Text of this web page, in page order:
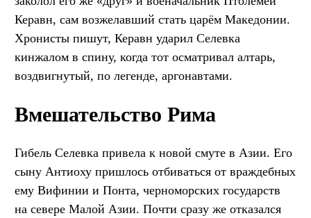
Керавн, сам возжелавший стать царём Македонии.
Хронисты пишут, Керавн ударил Селевка
кинжалом в спину, когда тот осматривал алтарь,
воздвигнутый, по легенде, аргонавтами.
Вмешательство Рима
Гибель Селевка привела к новой смуте в Азии. Его
сыну Антиоху пришлось отбиваться от враждебных
ему Вифинии и Понта, черноморских государств
на севере Малой Азии. Почти сразу же отказался